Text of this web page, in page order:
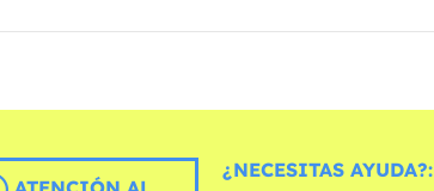
¿NECESITAS AYUDA?: